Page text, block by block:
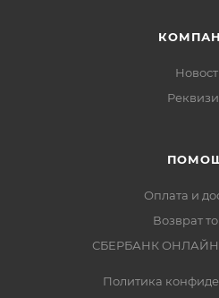
Оплата и
Возврат
СБЕРБАНК
Политика